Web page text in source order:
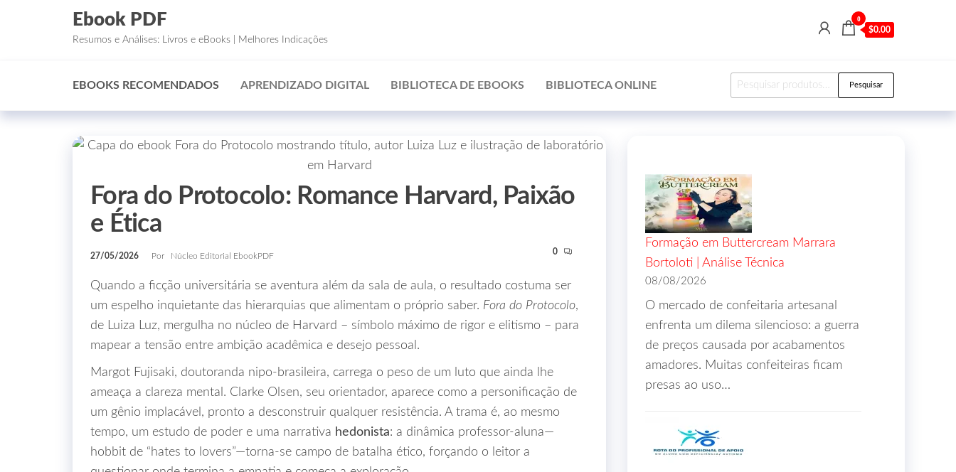
Ebook PDF
Resumos e Análises: Livros e eBooks | Melhores Indicações
0
$0.00
EBOOKS RECOMENDADOS APRENDIZADO DIGITAL BIBLIOTECA DE EBOOKS BIBLIOTECA ONLINE Pesquisar
Fora do Protocolo: Romance Harvard, Paixão
e Ética
27/05/2026 Por Núcleo Editorial EbookPDF 0
Quando a ficção universitária se aventura além da sala de aula, o resultado costuma ser
um espelho inquietante das hierarquias que alimentam o próprio saber. Fora do Protocolo,
de Luiza Luz, mergulha no núcleo de Harvard – símbolo máximo de rigor e elitismo – para
mapear a tensão entre ambição acadêmica e desejo pessoal.
Margot Fujisaki, doutoranda nipo‑brasileira, carrega o peso de um luto que ainda lhe
ameaça a clareza mental. Clarke Olsen, seu orientador, aparece como a personificação de
um gênio implacável, pronto a desconstruir qualquer resistência. A trama é, ao mesmo
tempo, um estudo de poder e uma narrativa hedonista: a dinâmica professor‑aluna—
hobbit de “hates to lovers”—torna‑se campo de batalha ético, forçando o leitor a
Formação em Buttercream Marrara
Bortoloti | Análise Técnica
08/08/2026
O mercado de confeitaria artesanal
enfrenta um dilema silencioso: a guerra
de preços causada por acabamentos
amadores. Muitas confeiteiras ficam
presas ao uso…